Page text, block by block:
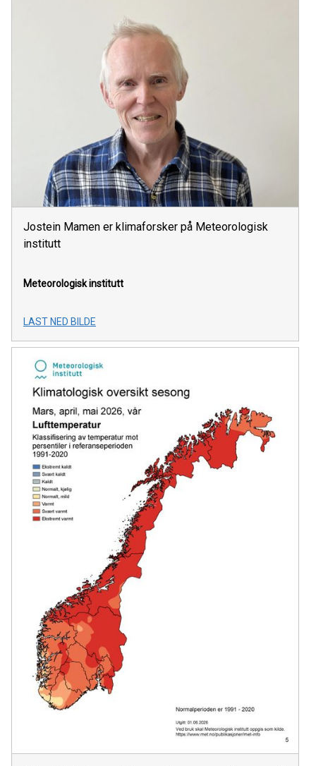
Jostein Mamen er klimaforsker på Meteorologisk
institutt
Meteorologisk institutt
LAST NED BILDE